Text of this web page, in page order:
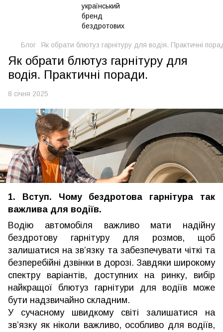
Блог Як обрати блютуз гарнітуру для водія. Практичні
Як обрати блютуз гарнітуру для
водія. Практичні поради.
8 січня 2025
1. Вступ. Чому бездротова гарнітура так
важлива для водіїв.
Водію автомобіля важливо мати надійну
бездротову гарнітуру для розмов, щоб
залишатися на зв’язку та забезпечувати чіткі та
безперебійні дзвінки в дорозі. Завдяки широкому
спектру варіантів, доступних на ринку, вибір
найкращої блютуз гарнітури для водіїв може
бути надзвичайно складним.
У сучасному швидкому світі залишатися на
зв’язку як ніколи важливо, особливо для водіїв,